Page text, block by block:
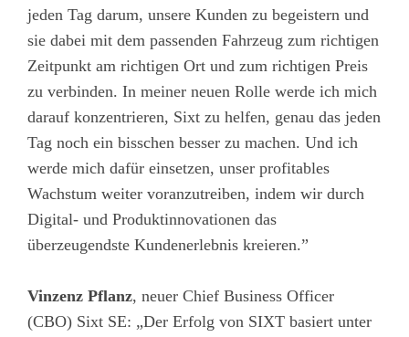
jeden Tag darum, unsere Kunden zu begeistern und
sie dabei mit dem passenden Fahrzeug zum richtigen
Zeitpunkt am richtigen Ort und zum richtigen Preis
zu verbinden. In meiner neuen Rolle werde ich mich
darauf konzentrieren, Sixt zu helfen, genau das jeden
Tag noch ein bisschen besser zu machen. Und ich
werde mich dafür einsetzen, unser profitables
Wachstum weiter voranzutreiben, indem wir durch
Digital- und Produktinnovationen das
überzeugendste Kundenerlebnis kreieren.”
Vinzenz Pflanz, neuer Chief Business Officer
(CBO) Sixt SE: „Der Erfolg von SIXT basiert unter